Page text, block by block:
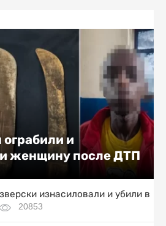
и
женщину после ДТП
изнасиловали и убили в
20853